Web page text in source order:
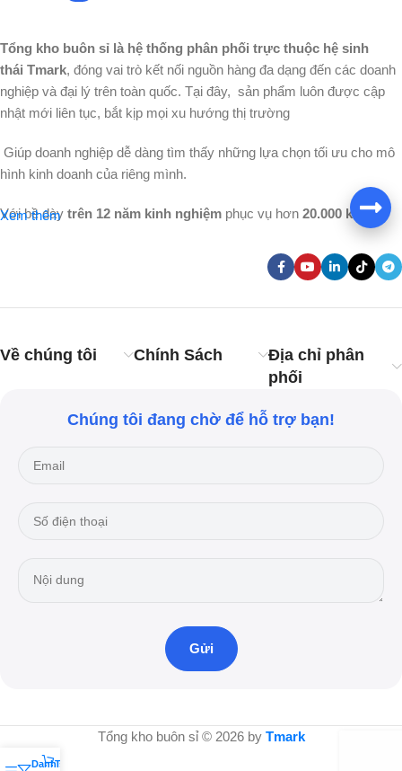
Tổng kho buôn sỉ là hệ thống phân phối trực thuộc hệ sinh
thái Tmark, đóng vai trò kết nối nguồn hàng đa dạng đến các doanh
nghiệp và đại lý trên toàn quốc. Tại đây, sản phẩm luôn được cập
nhật mới liên tục, bắt kịp mọi xu hướng thị trường
Giúp doanh nghiệp dễ dàng tìm thấy những lựa chọn tối ưu cho mô
hình kinh doanh của riêng mình.
Với bề dày trên 12 năm kinh nghiệm phục vụ hơn 20.000 khách
trong và ngoài nước, chúng tôi tự hào khẳng định vị thế bằng
sự tận tâm và uy tín vững chắc. Mang theo sứ mệnh"Bên bạn
, Tổng kho buôn sỉ không chỉ cung cấp
Xem thêm
Về chúng tôi Chính Sách
Địa chỉ phân
phối
Chúng tôi đang chờ để hỗ trợ bạn!
Tổng kho buôn sỉ © 2026 by Tmark
Danh sách yêu thích
Tài khoản của tôi